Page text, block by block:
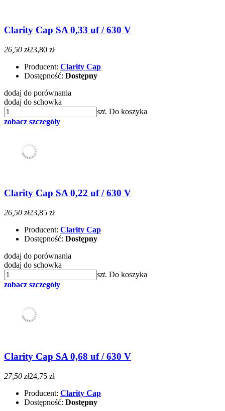
Clarity Cap SA 0,33 uf / 630 V
26,50 zł23,80 zł
Producent: Clarity Cap
Dostępność: Dostępny
dodaj do porównania
dodaj do schowka
szt. Do koszyka
zobacz szczegóły
Clarity Cap SA 0,22 uf / 630 V
26,50 zł23,85 zł
Producent: Clarity Cap
Dostępność: Dostępny
dodaj do porównania
dodaj do schowka
szt. Do koszyka
zobacz szczegóły
Clarity Cap SA 0,68 uf / 630 V
27,50 zł24,75 zł
Producent: Clarity Cap
Dostępność: Dostępny